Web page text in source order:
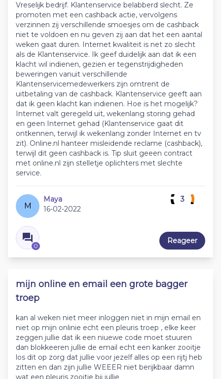
Vreselijk bedrijf. Klantenservice belabberd slecht. Ze
promoten met een cashback actie, vervolgens
verzinnen zij verschillende smoesjes om de cashback
niet te voldoen en nu geven zij aan dat het een aantal
weken gaat duren. Internet kwaliteit is net zo slecht
als de Klantenservice. Ik geef duidelijk aan dat ik een
klacht wil indienen, gezien er tegenstrijdigheden
beweringen vanuit verschillende
Klantenservicemedewerkers zijn omtrent de
uitbetaling van de cashback. Klantenservice geeft aan
dat ik geen klacht kan indienen. Hoe is het mogelijk?
Internet valt geregeld uit, wekenlang storing gehad
en geen Internet gehad (Klantenservice gaat dit
ontkennen, terwijl ik wekenlang zonder Internet en tv
zit). Online.nl hanteer misleidende reclame (cashback),
terwijl dit geen cashback is. Tip sluit geeen contract
met online.nl zijn stelletje oplichters met slechte
service.
M
Maya
16-02-2022
0
3
Reageer
mijn online en email een grote bagger
troep
kan al weken niet meer inloggen niet in mijn email en
niet op mijn onlinie echt een pleuris troep , elke keer
zeggen jullie dat ik een niuewe code moet stuuren
dan blokkeeren jullie de email echt een kanker zooitje
los dit op zorg dat jullie voor jezelf alles op een rijtj heb
zitten en dan zijn jullie WEEER niet berijkbaar damn
wat een pleuris zooitje bij jullie